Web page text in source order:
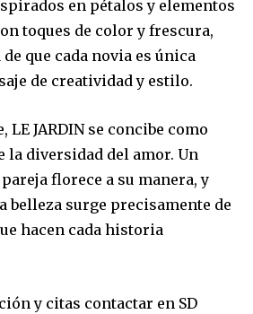
en pétalos y elementos
toques de color y frescura,
que cada novia es única
de creatividad y estilo.
LE JARDIN se concibe como
la diversidad del amor. Un
florece a su manera, y
belleza surge precisamente de
hacen cada historia
y citas contactar en SD